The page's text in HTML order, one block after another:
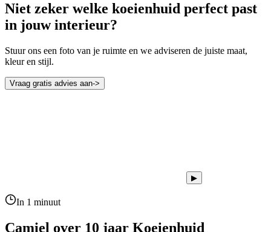
Niet zeker welke koeienhuid perfect past
in jouw interieur?
Stuur ons een foto van je ruimte en we adviseren de juiste maat,
kleur en stijl.
Vraag gratis advies aan->
▶
In 1 minuut
Camiel over 10 jaar Koeienhuid